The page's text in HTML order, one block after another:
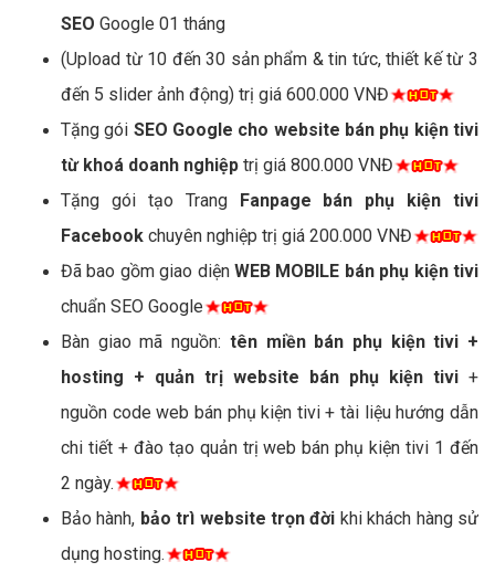
SEO Google 01 tháng
(Upload từ 10 đến 30 sản phẩm & tin tức, thiết kế từ 3
đến 5 slider ảnh động) trị giá 600.000 VNĐ
Tặng gói SEO Google cho website bán phụ kiện tivi
từ khoá doanh nghiệp trị giá 800.000 VNĐ
Tặng gói tạo Trang Fanpage bán phụ kiện tivi
Facebook chuyên nghiệp trị giá 200.000 VNĐ
Đã bao gồm giao diện WEB MOBILE bán phụ kiện tivi
chuẩn SEO Google
Bàn giao mã nguồn: tên miền bán phụ kiện tivi +
hosting + quản trị website bán phụ kiện tivi +
nguồn code web bán phụ kiện tivi + tài liệu hướng dẫn
chi tiết + đào tạo quản trị web bán phụ kiện tivi 1 đến
2 ngày.
Bảo hành, bảo trì website trọn đời khi khách hàng sử
dụng hosting.